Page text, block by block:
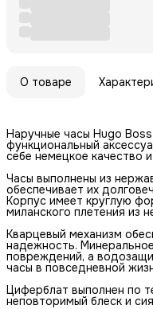
О товаре
Наручные часы Hugo
функциональный
себе немецкое качество
Часы выполнены из
обеспечивает их
Корпус имеет круглую
миланского плетения из
Кварцевый механизм
надежность.
повреждений, а
часы в повседневной
Циферблат выполнен по
неповторимый блеск и